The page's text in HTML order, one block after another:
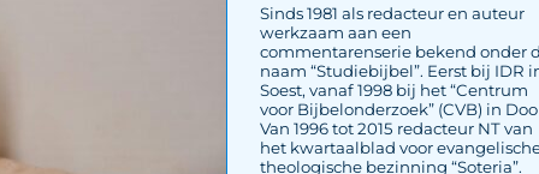
Sinds 1981 als redacteur en auteur
werkzaam aan een
commentarenserie bekend onder
naam “Studiebijbel”. Eerst bij IDR
Soest, vanaf 1998 bij het “Centrum
voor Bijbelonderzoek” (CVB) in
Van 1996 tot 2015 redacteur NT van
het kwartaalblad voor
theologische bezinning “Soteria”.